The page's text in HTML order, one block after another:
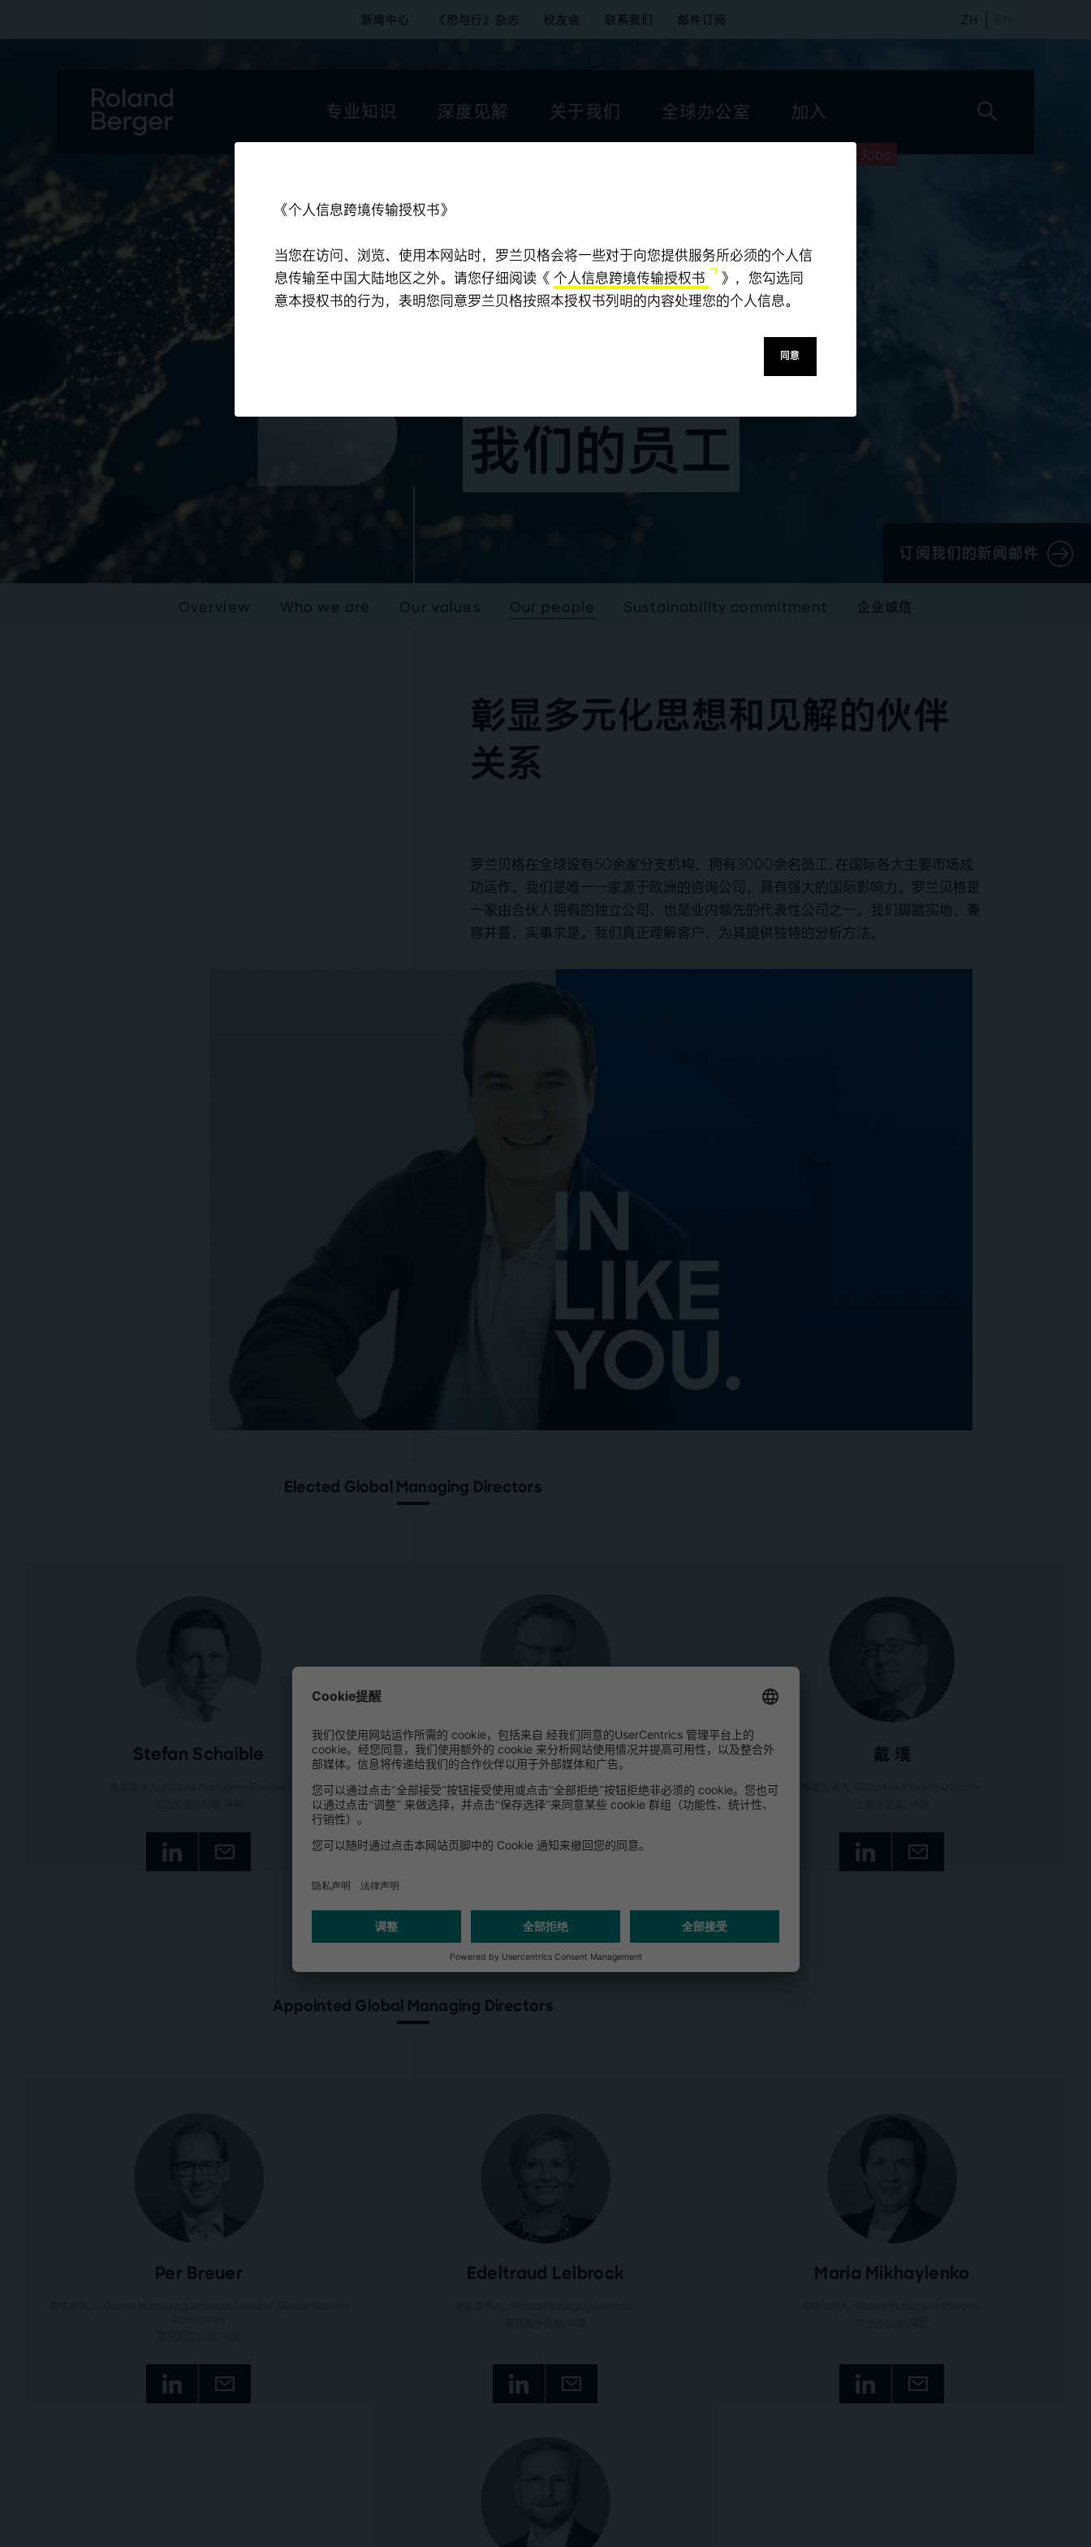
专业知识 深度见解 关于我们 全球办公室 加入
新闻中心 《思与行》杂志 校友会 联系我们 邮件订阅 ZH
Jobs
《个人信息跨境传输授权书》
当您在访问、浏览、使用本网站时，罗兰贝格会将一些对于向您提供服务所必须的个人信
息传输至中国大陆地区之外。请您仔细阅读《个人信息跨境传输授权书
》，您勾选同
意本授权书的行为，表明您同意罗兰贝格按照本授权书列明的内容处理您的个人信息。
同意
我们的员工
订阅我们的新闻邮件
Overview Who we are Our values Our people Sustainability commitment 企业诚信
彰显多元化思想和见解的伙伴
关系
罗兰贝格在全球设有50余家分支机构，拥有3000余名员工, 在国际各大主要市场成
功运作。我们是唯一一家源于欧洲的咨询公司，具有强大的国际影响力。罗兰贝格是
一家由合伙人拥有的独立公司，也是业内领先的代表性公司之一。我们脚踏实地、兼
容并蓄、实事求是。我们真正理解客户，为其提供独特的分析方法。
Elected Global Managing Directors
Stefan Schaible Marcus Berret
高级合伙人, Global Managing Director
斯图加特办公室, 中欧
戴 璞
Appointed Global Managing Directors
Per Breuer Edeltraud Leibrock Maria Mikhaylenko